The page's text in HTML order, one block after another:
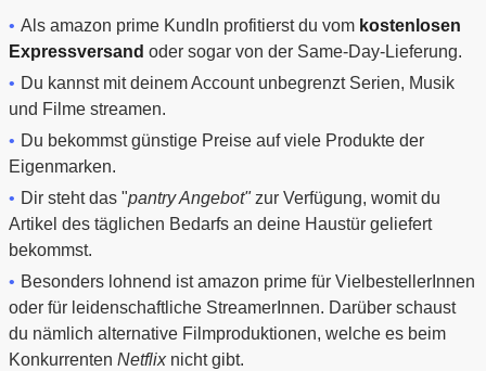
Als amazon prime KundIn profitierst du vom kostenlosen
Expressversand oder sogar von der Same-Day-Lieferung.
Du kannst mit deinem Account unbegrenzt Serien, Musik
und Filme streamen.
Du bekommst günstige Preise auf viele Produkte der
Eigenmarken.
Dir steht das "pantry Angebot"zur Verfügung, womit du
Artikel des täglichen Bedarfs an deine Haustür geliefert
bekommst.
Besonders lohnend ist amazon prime für VielbestellerInnen
oder für leidenschaftliche StreamerInnen. Darüber schaust
du nämlich alternative Filmproduktionen, welche es beim
Konkurrenten Netflixnicht gibt.